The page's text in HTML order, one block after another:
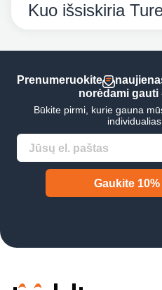
Kuo išsiskiria
Prenumeruokite
norėdami gauti
Būkite pirmi, kurie gauna
Gaukite